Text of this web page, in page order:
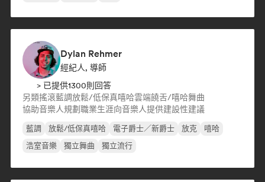
Dylan Rehmer
經紀人, 導師
> 已提供1300則回答
另類搖滾藍調放鬆/低保真嘻哈雲端饒舌/嘻哈舞曲
協助音樂人規劃職業生涯向音樂人提供建設性建議
藍調 放鬆/低保真嘻哈 電子爵士／新爵士 放克
嘻哈
浩室音樂
獨立舞曲 獨立流行